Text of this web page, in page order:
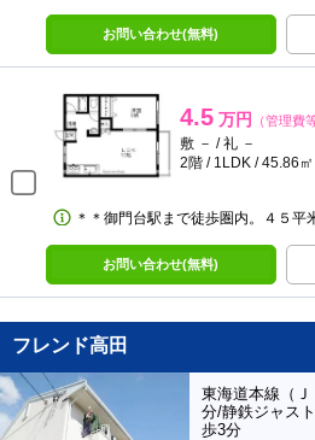
お問い合わせ(無料)
4.5 万円 （管理費
敷 － / 礼 －
2階 / 1LDK / 45.86㎡
＊＊御門台駅まで徒歩圏内。４５平
お問い合わせ(無料)
フレンド高田
東海道本線（
分/静鉄ジャス
歩3分